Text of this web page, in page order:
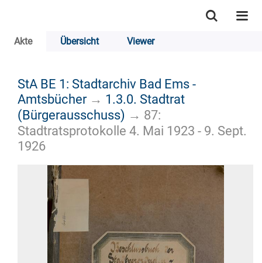
Akte Übersicht Viewer
StA BE 1: Stadtarchiv Bad Ems -
Amtsbücher→ 1.3.0. Stadtrat
(Bürgerausschuss) → 87:
Stadtratsprotokolle 4. Mai 1923 - 9. Sept.
1926